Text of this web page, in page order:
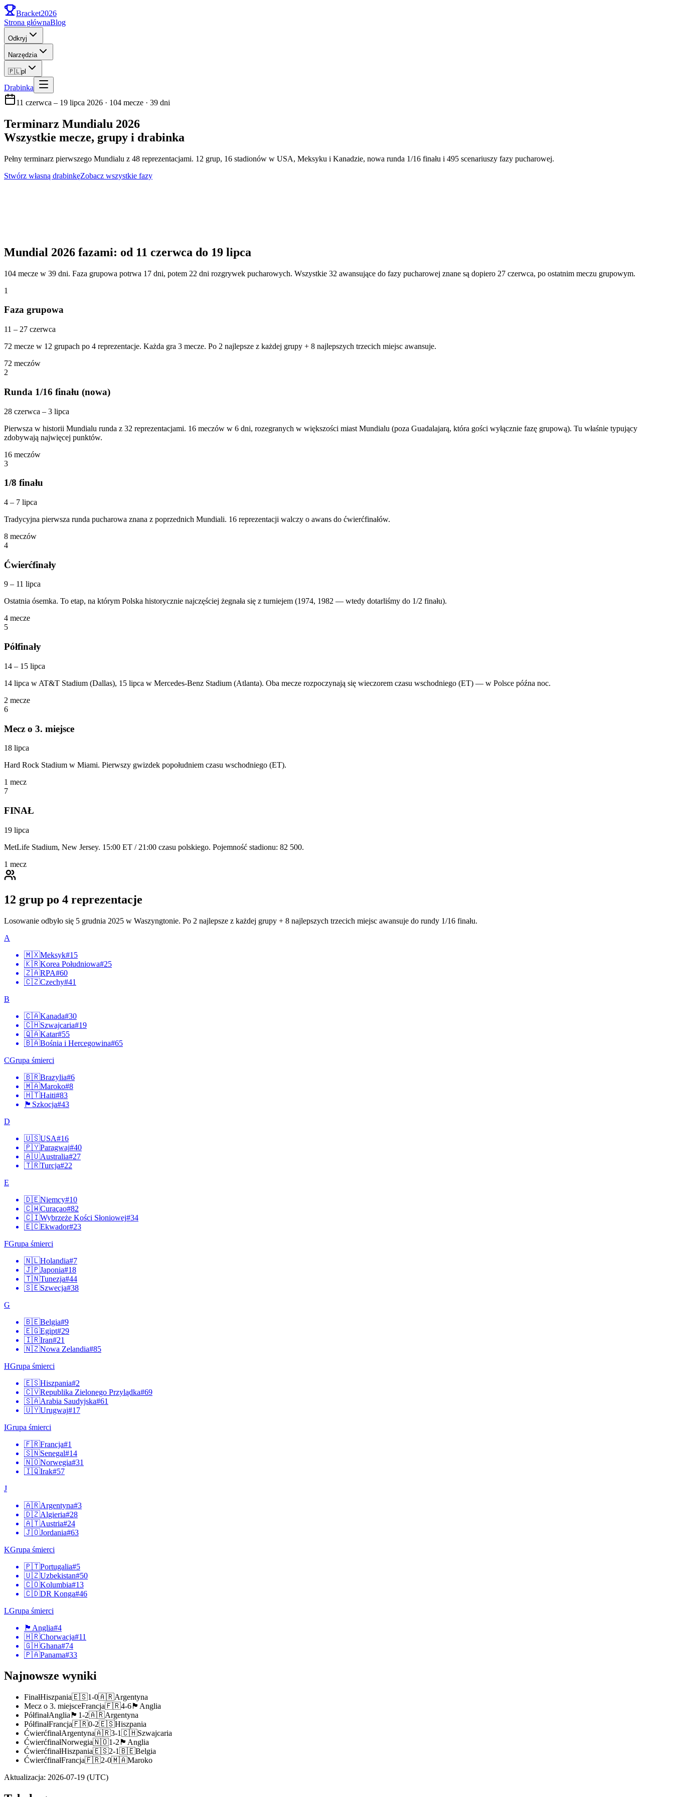
Bracket2026
Strona głównaBlog
Odkryj
Narzędzia
🇵🇱pl
Drabinka
11 czerwca – 19 lipca 2026 · 104 mecze · 39 dni
Terminarz Mundialu 2026
Wszystkie mecze, grupy i drabinka
Pełny terminarz pierwszego Mundialu z 48 reprezentacjami. 12 grup, 16 stadionów w USA, Meksyku i Kanadzie, nowa runda 1/16 finału i 495 scenariuszy fazy pucharowej.
Stwórz własną drabinkęZobacz wszystkie fazy
Mundial 2026 fazami: od 11 czerwca do 19 lipca
104 mecze w 39 dni. Faza grupowa potrwa 17 dni, potem 22 dni rozgrywek pucharowych. Wszystkie 32 awansujące do fazy pucharowej znane są dopiero 27 czerwca, po ostatnim meczu grupowym.
1
Faza grupowa
11 – 27 czerwca
72 mecze w 12 grupach po 4 reprezentacje. Każda gra 3 mecze. Po 2 najlepsze z każdej grupy + 8 najlepszych trzecich miejsc awansuje.
72 meczów
2
Runda 1/16 finału (nowa)
28 czerwca – 3 lipca
Pierwsza w historii Mundialu runda z 32 reprezentacjami. 16 meczów w 6 dni, rozegranych w większości miast Mundialu (poza Guadalajarą, która gości wyłącznie fazę grupową). Tu właśnie typujący
zdobywają najwięcej punktów.
16 meczów
3
1/8 finału
4 – 7 lipca
Tradycyjna pierwsza runda pucharowa znana z poprzednich Mundiali. 16 reprezentacji walczy o awans do ćwierćfinałów.
8 meczów
4
Ćwierćfinały
9 – 11 lipca
Ostatnia ósemka. To etap, na którym Polska historycznie najczęściej żegnała się z turniejem (1974, 1982 — wtedy dotarliśmy do 1/2 finału).
4 mecze
5
Półfinały
14 – 15 lipca
14 lipca w AT&T Stadium (Dallas), 15 lipca w Mercedes-Benz Stadium (Atlanta). Oba mecze rozpoczynają się wieczorem czasu wschodniego (ET) — w Polsce późna noc.
2 mecze
6
Mecz o 3. miejsce
18 lipca
Hard Rock Stadium w Miami. Pierwszy gwizdek popołudniem czasu wschodniego (ET).
1 mecz
7
FINAŁ
19 lipca
MetLife Stadium, New Jersey. 15:00 ET / 21:00 czasu polskiego. Pojemność stadionu: 82 500.
1 mecz
12 grup po 4 reprezentacje
Losowanie odbyło się 5 grudnia 2025 w Waszyngtonie. Po 2 najlepsze z każdej grupy + 8 najlepszych trzecich miejsc awansuje do rundy 1/16 finału.
A
🇲🇽Meksyk#15
🇰🇷Korea Południowa#25
🇿🇦RPA#60
🇨🇿Czechy#41
B
🇨🇦Kanada#30
🇨🇭Szwajcaria#19
🇶🇦Katar#55
🇧🇦Bośnia i Hercegowina#65
CGrupa śmierci
🇧🇷Brazylia#6
🇲🇦Maroko#8
🇭🇹Haiti#83
🏴󠁧󠁢󠁳󠁣󠁴󠁿 Szkocja#43
D
🇺🇸USA#16
🇵🇾Paragwaj#40
🇦🇺Australia#27
🇹🇷Turcja#22
E
🇩🇪Niemcy#10
🇨🇼Curaçao#82
🇨🇮Wybrzeże Kości Słoniowej#34
🇪🇨Ekwador#23
FGrupa śmierci
🇳🇱Holandia#7
🇯🇵Japonia#18
🇹🇳Tunezja#44
🇸🇪Szwecja#38
G
🇧🇪Belgia#9
🇪🇬Egipt#29
🇮🇷Iran#21
🇳🇿Nowa Zelandia#85
HGrupa śmierci
🇪🇸Hiszpania#2
🇨🇻Republika Zielonego Przylądka#69
🇸🇦Arabia Saudyjska#61
🇺🇾Urugwaj#17
IGrupa śmierci
🇫🇷Francja#1
🇸🇳Senegal#14
🇳🇴Norwegia#31
🇮🇶Irak#57
J
🇦🇷Argentyna#3
🇩🇿Algieria#28
🇦🇹Austria#24
🇯🇴Jordania#63
KGrupa śmierci
🇵🇹Portugalia#5
🇺🇿Uzbekistan#50
🇨🇴Kolumbia#13
🇨🇩DR Konga#46
LGrupa śmierci
🏴󠁧󠁢󠁥󠁮󠁧󠁿 Anglia#4
🇭🇷Chorwacja#11
🇬🇭Ghana#74
🇵🇦Panama#33
Najnowsze wyniki
FinałHiszpania🇪🇸1-0🇦🇷Argentyna
Mecz o 3. miejsceFrancja🇫🇷4-6 🏴󠁧󠁢󠁥󠁮󠁧󠁿 Anglia
PółfinałAnglia 🏴󠁧󠁢󠁥󠁮󠁧󠁿 1-2🇦🇷Argentyna
PółfinałFrancja🇫🇷0-2🇪🇸Hiszpania
ĆwierćfinałArgentyna🇦🇷3-1🇨🇭Szwajcaria
ĆwierćfinałNorwegia🇳🇴1-2 🏴󠁧󠁢󠁥󠁮󠁧󠁿 Anglia
ĆwierćfinałHiszpania🇪🇸2-1🇧🇪Belgia
ĆwierćfinałFrancja🇫🇷2-0🇲🇦Maroko
Aktualizacja: 2026-07-19 (UTC)